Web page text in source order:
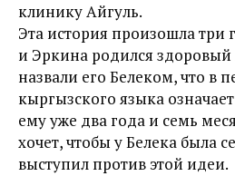
клинику Айгуль.
Эта история произошла три
и Эркина родился
назвали его Белеком, что в
кыргызского языка
ему уже два года и семь
хочет, чтобы у Белека была
выступил против этой идеи.